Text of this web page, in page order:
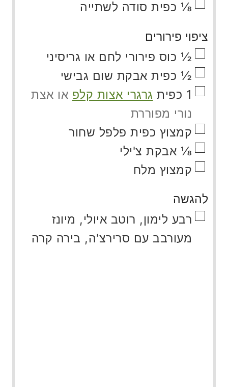
▢
⅛ כפית סודה לשתייה
ציפוי פירורים
▢
½ כוס פירורי לחם או גריסיני
▢
½ כפית אבקת שום גבישי
▢
1 כפית גרגרי אצות קלפ או אצת
נורי מפוררת
▢ קמצוץ כפית פלפל שחור
▢
⅛ אבקת צ'ילי
▢ קמצוץ מלח
להגשה
▢ רבע לימון, רוטב איולי, מיונז
מעורבב עם סרירצ'ה, בירה קרה